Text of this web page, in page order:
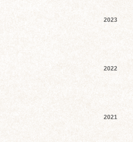
2023
2022
2021